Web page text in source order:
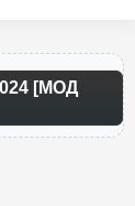
[МОД